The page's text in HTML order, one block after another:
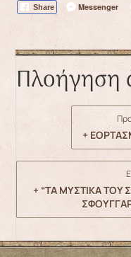
Share Messenger
Πλοήγηση
+
+ “ΤΑ ΜΥΣΤΙΚΑ ΤΟΥ